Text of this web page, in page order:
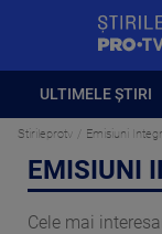
ULTIMELE ȘTIRI
Stirileprotv Emisiuni
EMISIUNI
Cele mai